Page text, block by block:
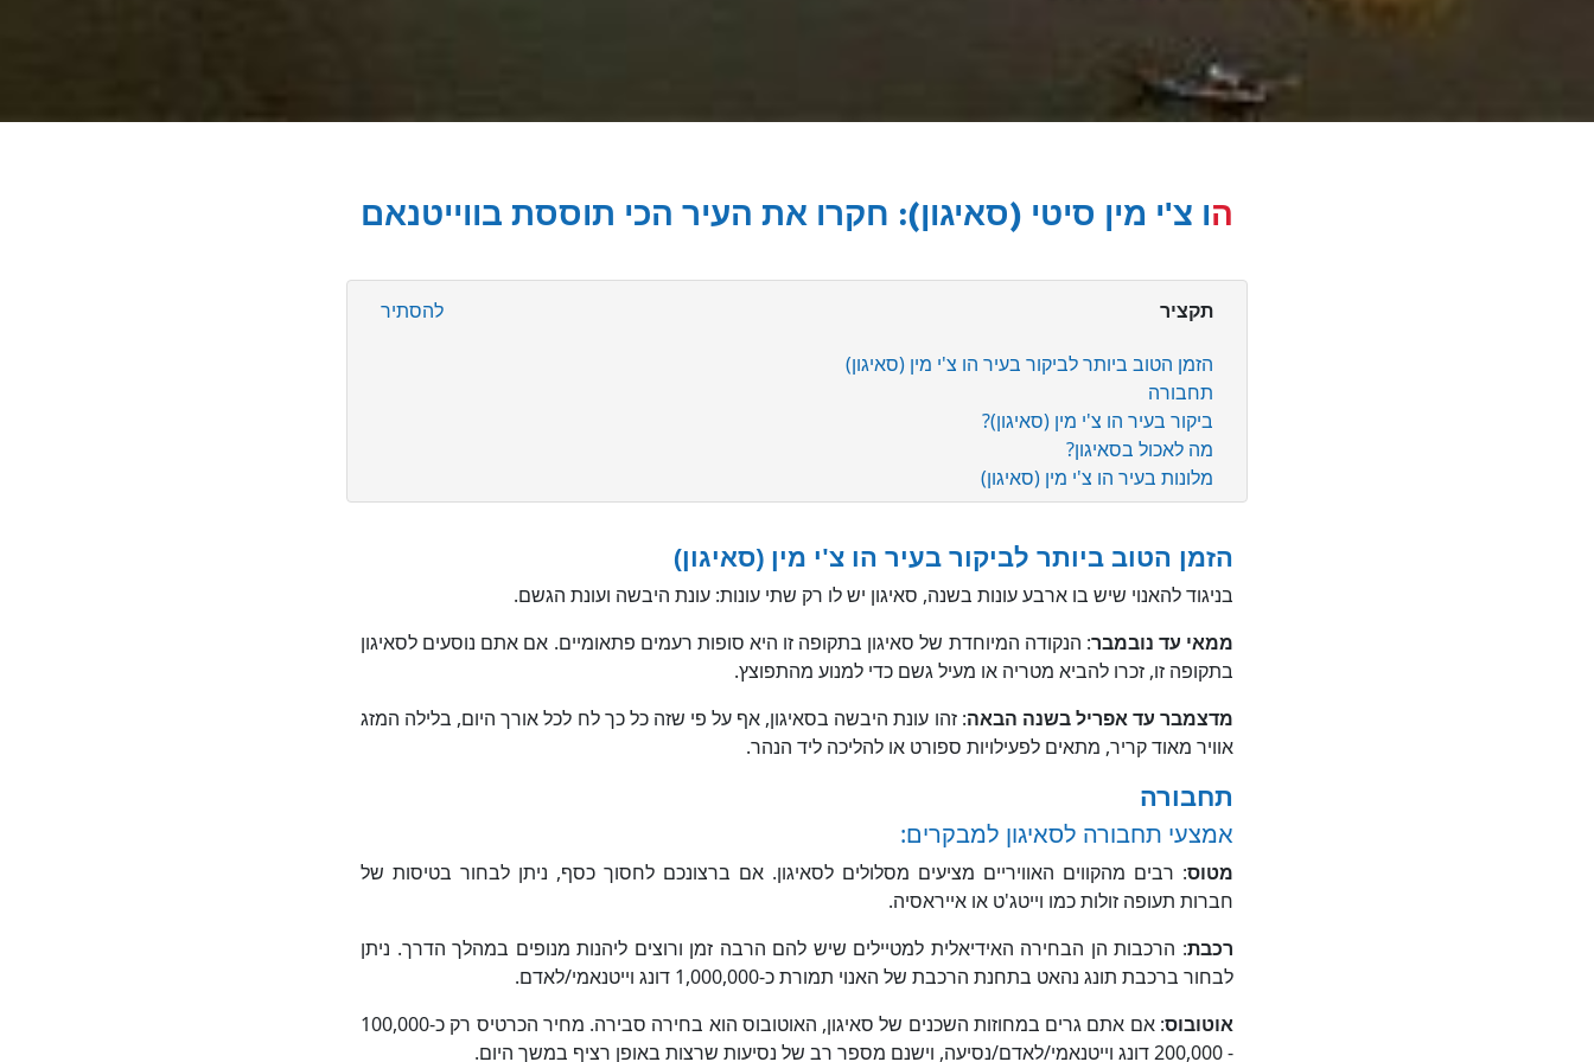
הו צ'י מין סיטי (סאיגון): חקרו את העיר הכי תוססת בווייטנאם
תקציר להסתיר
הזמן הטוב ביותר לביקור בעיר הו צ'י מין (סאיגון)
תחבורה
ביקור בעיר הו צ'י מין (סאיגון)?
מה לאכול בסאיגון?
מלונות בעיר הו צ'י מין (סאיגון)
הזמן הטוב ביותר לביקור בעיר הו צ'י מין (סאיגון)
בניגוד להאנוי שיש בו ארבע עונות בשנה, סאיגון יש לו רק שתי עונות: עונת היבשה ועונת הגשם.
ממאי עד נובמבר: הנקודה המיוחדת של סאיגון בתקופה זו היא סופות רעמים פתאומיים. אם אתם נוסעים לסאיגון
בתקופה זו, זכרו להביא מטריה או מעיל גשם כדי למנוע מהתפוצץ.
מדצמבר עד אפריל בשנה הבאה: זהו עונת היבשה בסאיגון, אף על פי שזה כל כך לח לכל אורך היום, בלילה המזג
אוויר מאוד קריר, מתאים לפעילויות ספורט או להליכה ליד הנהר.
תחבורה
אמצעי תחבורה לסאיגון למבקרים:
מטוס: רבים מהקווים האוויריים מציעים מסלולים לסאיגון. אם ברצונכם לחסוך כסף, ניתן לבחור בטיסות של
חברות תעופה זולות כמו וייטג'ט או אייראסיה.
רכבת: הרכבות הן הבחירה האידיאלית למטיילים שיש להם הרבה זמן ורוצים ליהנות מנופים במהלך הדרך. ניתן
לבחור ברכבת תונג נהאט בתחנת הרכבת של האנוי תמורת כ-1,000,000 דונג וייטנאמי/לאדם.
אוטובוס
: אם אתם גרים במחוזות השכנים של סאיגון, האוטובוס הוא בחירה סבירה. מחיר הכרטיס רק כ-100,000
- 200,000 דונג וייטנאמי/לאדם/נסיעה, וישנם מספר רב של נסיעות שרצות באופן רציף במשך היום.